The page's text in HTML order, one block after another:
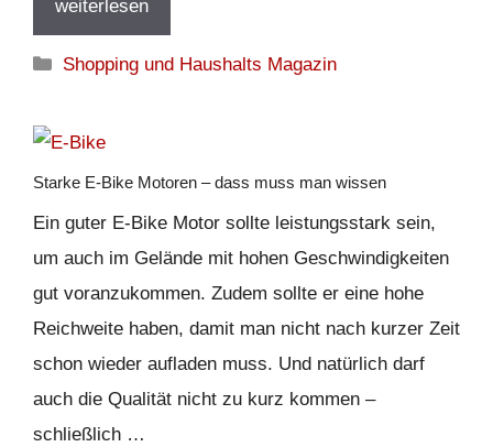
weiterlesen
Kategorien
Shopping und Haushalts Magazin
Starke E-Bike Motoren – dass muss man wissen
Ein guter E-Bike Motor sollte leistungsstark sein,
um auch im Gelände mit hohen Geschwindigkeiten
gut voranzukommen. Zudem sollte er eine hohe
Reichweite haben, damit man nicht nach kurzer Zeit
schon wieder aufladen muss. Und natürlich darf
auch die Qualität nicht zu kurz kommen –
schließlich …